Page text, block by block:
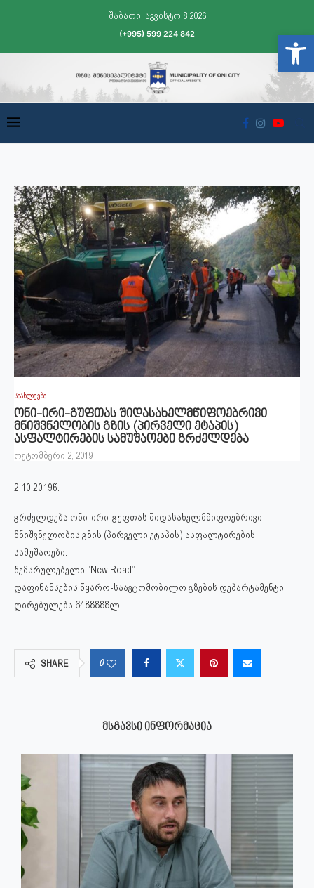
შაბათი, აგვისტო 8 2026
(+995) 599 224 842
სიახლეები
ონი-ირი-გუფთას შიდასახელმწიფოებრივი
მნიშვნელობის გზის (პირველი ეტაპის)
ასფალტირების სამუშაოები გრძელდება
ოქტომბერი 2, 2019
2,10.2019წ.
გრძელდება ონი-ირი-გუფთას შიდასახელმწიფოებრივი
მნიშვნელობის გზის (პირველი ეტაპის) ასფალტირების
სამუშაოები.
შემსრულებელი:”New Road”
დაფინანსების წყარო-საავტომობილო გზების დეპარტამენტი.
ღირებულება:6488888ლ.
SHARE 0
ᲛᲡᲒᲐᲕᲡᲘ ᲘᲜᲤᲝᲠᲛᲐᲪᲘᲐ